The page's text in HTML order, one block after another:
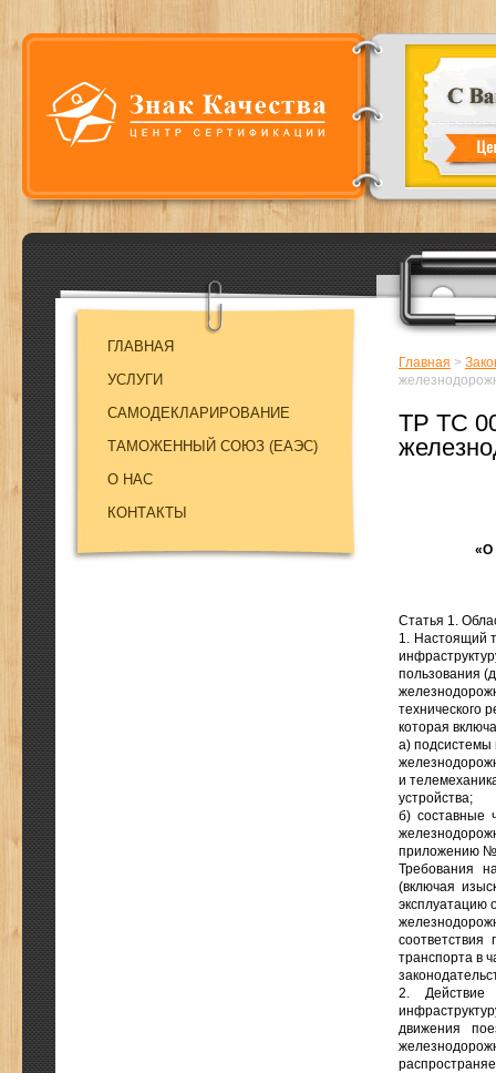
ГЛАВНАЯ
УСЛУГИ
САМОДЕКЛАРИРОВАНИЕ
ТАМОЖЕННЫЙ СОЮЗ (EAЭC)
О НАС
КОНТАКТЫ
Главная >
ТР ТС
«О
Статья 1.
1. Настоящий
пользования
технического
которая
а) подсистемы
и
устройства;
б) составные
приложению
Требования
(включая
эксплуатацию
соответствия
транспорта в
2. Действие
движения